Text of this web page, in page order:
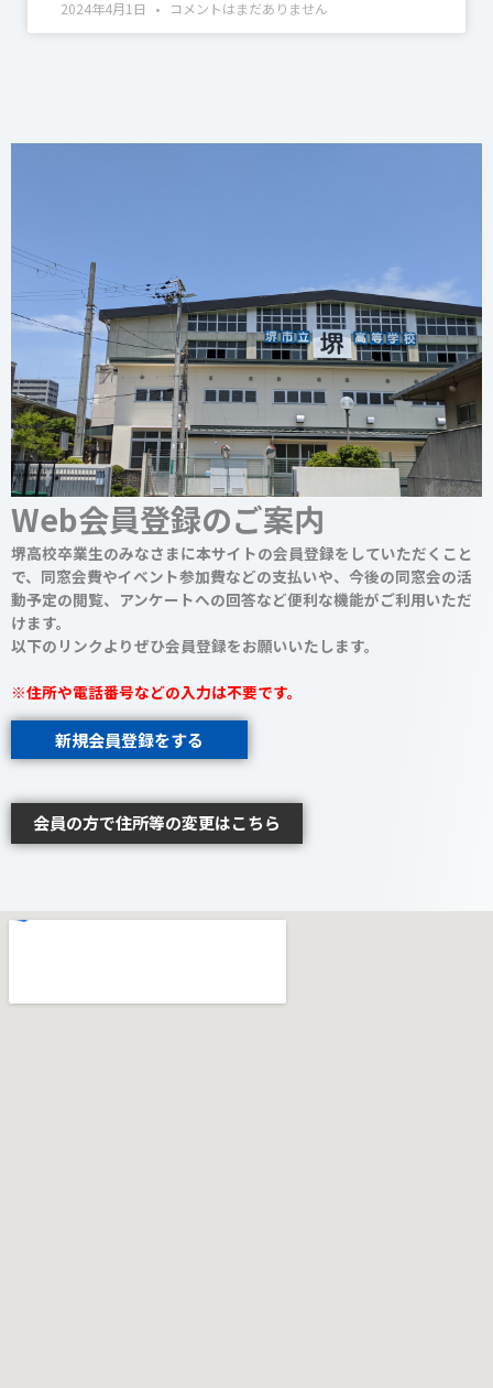
2024年4月1日 コメントはまだありません
Web会員登録のご案内
堺高校卒業生のみなさまに本サイトの会員登録をしていただくこと
で、同窓会費やイベント参加費などの支払いや、今後の同窓会の活
動予定の閲覧、アンケートへの回答など便利な機能がご利用いただ
けます。
以下のリンクよりぜひ会員登録をお願いいたします。
※住所や電話番号などの入力は不要です。
新規会員登録をする
会員の方で住所等の変更はこちら